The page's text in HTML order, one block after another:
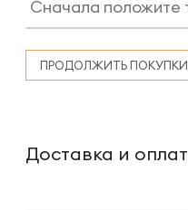
ПРОДОЛЖИТЬ ПОКУПКИ
Доставка и